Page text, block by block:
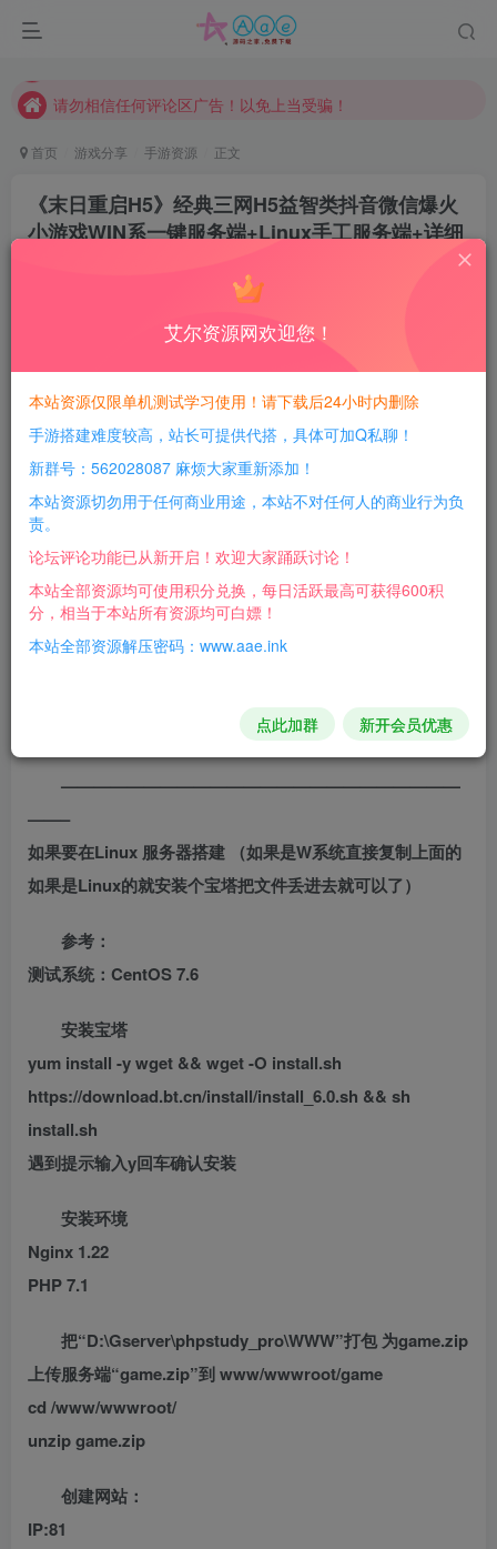
本站一律禁止以任何方式发布或转载任何违法的相关信息，访客发现请向站长举报
请勿相信任何评论区广告！以免上当受骗！
首页 游戏分享 手游资源 正文
《末日重启H5》经典三网H5益智类抖音微信爆火
小游戏WIN系一键服务端+Linux手工服务端+详细
每日活跃最高可获得600积分！所有资源可以使用
积分免费兑换！
游戏介绍：
————————————————————————
——–
如果要在Linux 服务器搭建 （如果是W系统直接复制上面的
如果是Linux的就安装个宝塔把文件丢进去就可以了）
参考：
测试系统：CentOS 7.6
安装宝塔
yum install -y wget && wget -O install.sh
https://download.bt.cn/install/install_6.0.sh && sh
install.sh
遇到提示输入y回车确认安装
安装环境
Nginx 1.22
PHP 7.1
把“D:\Gserver\phpstudy_pro\WWW”打包 为game.zip
上传服务端“game.zip”到 www/wwwroot/game
cd /www/wwwroot/
unzip game.zip
创建网站：
IP:81
艾尔资源网欢迎您！
本站资源仅限单机测试学习使用！请下载后24小时内删除
手游搭建难度较高，站长可提供代搭，具体可加Q私聊！
新群号：562028087 麻烦大家重新添加！
本站资源切勿用于任何商业用途，本站不对任何人的商业行为负
责。
论坛评论功能已从新开启！欢迎大家踊跃讨论！
本站全部资源均可使用积分兑换，每日活跃最高可获得600积
分，相当于本站所有资源均可白嫖！
本站全部资源解压密码：www.aae.ink
点此加群 新开会员优惠